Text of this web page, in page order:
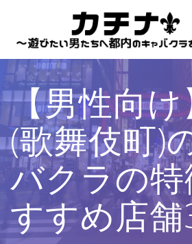
ス
プ
【男性向
(歌舞伎町)
バクラの
すすめ店舗